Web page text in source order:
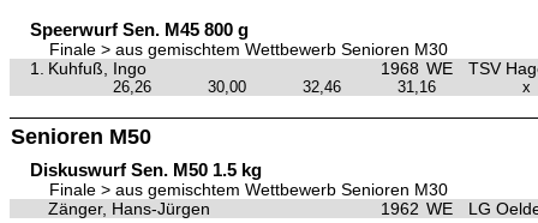
Speerwurf Sen. M45 800 g
Finale > aus gemischtem Wettbewerb Senioren M30
1.
Kuhfuß, Ingo 1968 WE TSV
26,26 30,00 32,46 31,16 x
Senioren M50
Diskuswurf Sen. M50 1.5 kg
Finale > aus gemischtem Wettbewerb Senioren M30
Zänger, Hans-Jürgen
1962 WE LG